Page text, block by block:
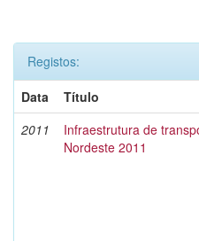
Registos:
Data
Título
2011
Infraestrutura de
Nordeste 2011